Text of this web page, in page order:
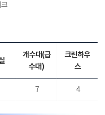
개수대(급
수대)
크린하우
스
7 4